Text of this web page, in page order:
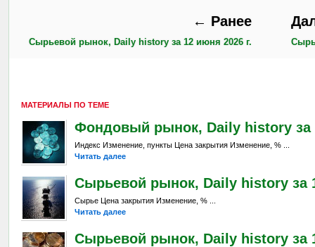
← Ранее
Сырьевой рынок, Daily history за 12 июня 2026 г.
МАТЕРИАЛЫ ПО ТЕМЕ
Фондовый рынок, Daily history за
Индекс Изменение, пункты Цена закрытия Изменение, % ...
Читать далее
Сырьевой рынок, Daily history за
Сырье Цена закрытия Изменение, % ...
Читать далее
Сырьевой рынок, Daily history за